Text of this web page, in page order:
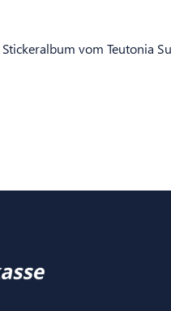
vom Teutonia